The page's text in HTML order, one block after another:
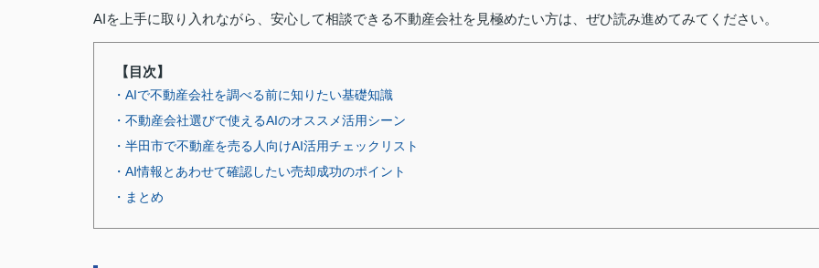
AIを上手に取り入れながら、安心して相談できる不動産会社を見極めたい方は、ぜひ読み進めてみてください。
【目次】
・AIで不動産会社を調べる前に知りたい基礎知識
・不動産会社選びで使えるAIのオススメ活用シーン
・半田市で不動産を売る人向けAI活用チェックリスト
・AI情報とあわせて確認したい売却成功のポイント
・まとめ